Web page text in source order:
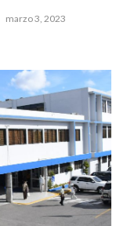
marzo 3, 2023